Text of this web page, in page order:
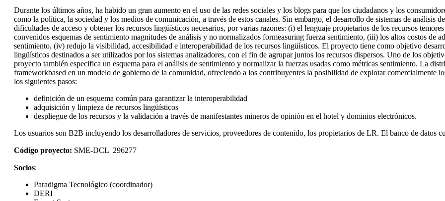
Durante los últimos años, ha habido un gran aumento en el uso de las redes sociales y los blogs para que los ciudadanos y los
como la política, la sociedad y los medios de comunicación, a través de estos canales. Sin embargo, el desarrollo de sistemas de análisis
dificultades de acceso y obtener los recursos lingüísticos necesarios, por varias razones: (i) el lenguaje propietarios de los recursos
convenidos esquemas de sentimiento magnitudes de análisis y no normalizados formeasuring fuerza sentimiento, (iii) los altos costos de
sentimiento, (iv) redujo la visibilidad, accesibilidad e interoperabilidad de los recursos lingüísticos. El proyecto tiene como objetivo
lingüísticos destinados a ser utilizados por los sistemas analizadores, con el fin de agrupar juntos los recursos dispersos. Uno de los
proyecto también especifica un esquema para el análisis de sentimiento y normalizar la fuerzas usadas como métricas sentimiento. La
frameworkbased en un modelo de gobierno de la comunidad, ofreciendo a los contribuyentes la posibilidad de explotar comercialmente
los siguientes pasos:
definición de un esquema común para garantizar la interoperabilidad
adquisición y limpieza de recursos lingüísticos
despliegue de los recursos y la validación a través de manifestantes mineros de opinión en el hotel y dominios electrónicos.
Los usuarios son B2B incluyendo los desarrolladores de servicios, proveedores de contenido, los propietarios de LR. El banco de datos
Código proyecto: SME-DCL 296277
Socios:
Paradigma Tecnológico (coordinador)
DERI